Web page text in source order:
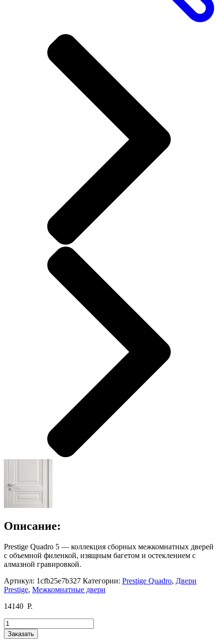
Описание:
Prestige Quadro 5 — коллекция сборных межкомнатных дверей
с объемной филенкой, изящным багетом и остеклением с
алмазной гравировкой.
Артикул: 1cfb25e7b327 Категории: Prestige Quadro, Двери
Prestige, Межкомнатные двери
14140 Р.
Количество
товара
Заказать